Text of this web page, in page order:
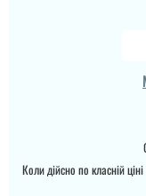
Коли дійсно по класній